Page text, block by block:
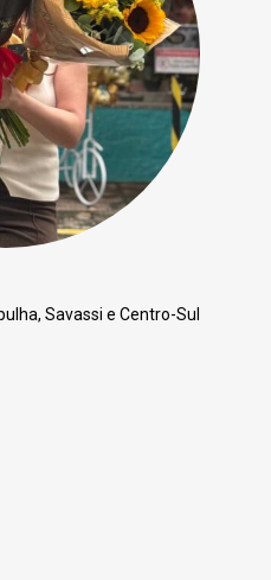
Savassi e Centro-Sul